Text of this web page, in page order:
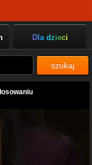
Dla dzieci
szukaj